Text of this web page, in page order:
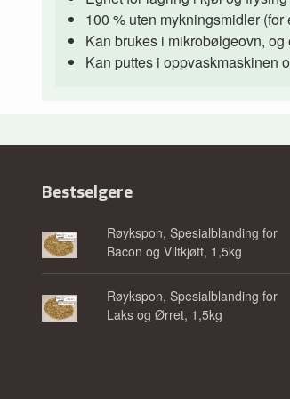
100 % uten mykningsmidler
Kan brukes i mikrobølgeovn,
Kan puttes i oppvaskmaskinen
Bestselgere
Røykspon, Spesialblanding for
Bacon og Viltkjøtt, 1,5kg
Røykspon, Spesialblanding for
Laks og Ørret, 1,5kg